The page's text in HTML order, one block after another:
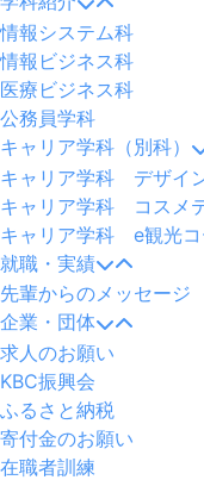
情報システム科
情報ビジネス科
医療ビジネス科
公務員学科
キャリア学科（別科）
キャリア学科 デザイ
キャリア学科 コスメ
キャリア学科 e観光コ
就職・実績
先輩からのメッセージ
企業・団体
求人のお願い
KBC振興会
ふるさと納税
寄付金のお願い
在職者訓練